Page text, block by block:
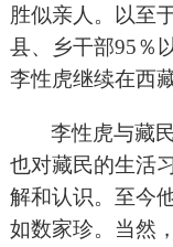
胜似亲人。以至
县、乡干部95％
李性虎继续在西
李性虎与藏
也对藏民的生活
解和认识。至今
如数家珍。当然